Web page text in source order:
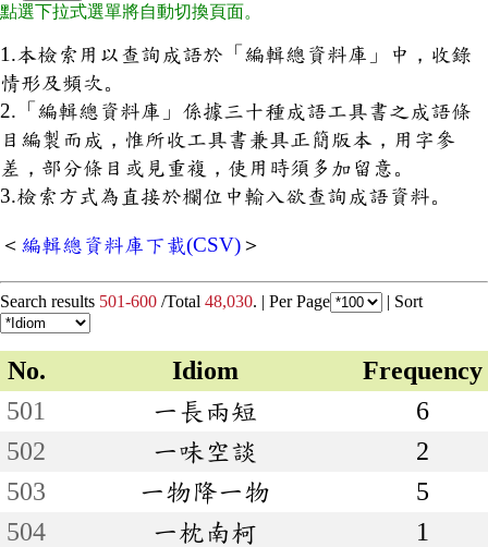
點選下拉式選單將自動切換頁面。
1.本檢索用以查詢成語於「編輯總資料庫」中，收錄
情形及頻次。
2.「編輯總資料庫」係據三十種成語工具書之成語條
目編製而成，惟所收工具書兼具正簡版本，用字參
差，部分條目或見重複，使用時須多加留意。
3.檢索方式為直接於欄位中輸入欲查詢成語資料。
＜ 編輯總資料庫下載(CSV)＞
Search results 501-600 /Total 48,030. | Per Page | Sort
No. Idiom
Frequency
501
一長兩短
6
502
一味空談
2
503
一物降一物
5
504
一枕南柯
1